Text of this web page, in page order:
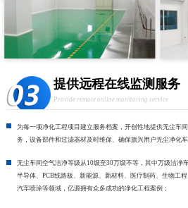
提供远程在线监测服务
Provide remote online monitoring service
为每一项净化工程项目建立服务档案，开创性地提供无尘车
务，设备部件和过滤器材及时维保、确保旗兴用户无尘净化
无尘车间空气洁净等级从10级至30万级不等，其中万级洁净
半导体、PCB线路板、新能源、新材料、医疗制药、生物工
汽车喷涂等领域，亿源拥有众多成功的净化工程案例；